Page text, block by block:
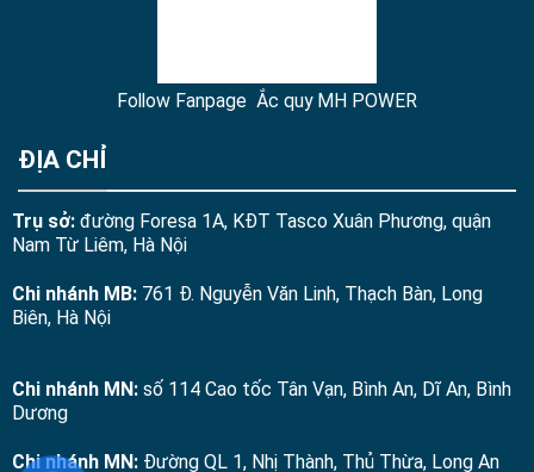
Follow Fanpage Ắc quy MH POWER
ĐỊA CHỈ
Trụ sở:đường Foresa 1A, KĐT Tasco Xuân Phương, quận
Nam Từ Liêm, Hà Nội
Chi nhánh MB:761 Đ. Nguyễn Văn Linh, Thạch Bàn, Long
Biên, Hà Nội
Chi nhánh MN:số 114 Cao tốc Tân Vạn, Bình An, Dĩ An, Bình
Dương
Chi nhánh MN:Đường QL 1, Nhị Thành, Thủ Thừa, Long An